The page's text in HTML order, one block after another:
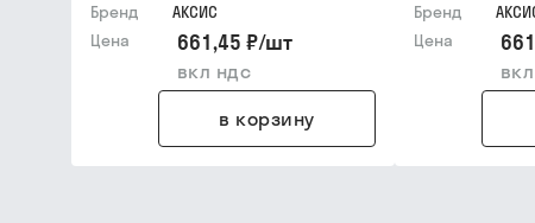
Бренд
АКСИС
Цена
661,45 ₽/шт
вкл ндс
в корзину
Бренд
Цена